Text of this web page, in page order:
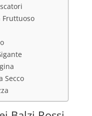
Fruttuoso
Secco